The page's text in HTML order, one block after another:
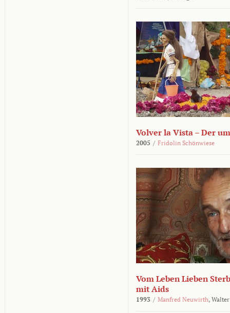
Volver la Vista – Der
2005 / Fridolin Schönwiese
Vom Leben Lieben
mit Aids
1993 / Manfred Neuwirth,